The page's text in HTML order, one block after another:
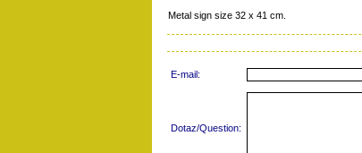
Metal sign size 32 x 41 cm.
E-mail:
Dotaz/Question: